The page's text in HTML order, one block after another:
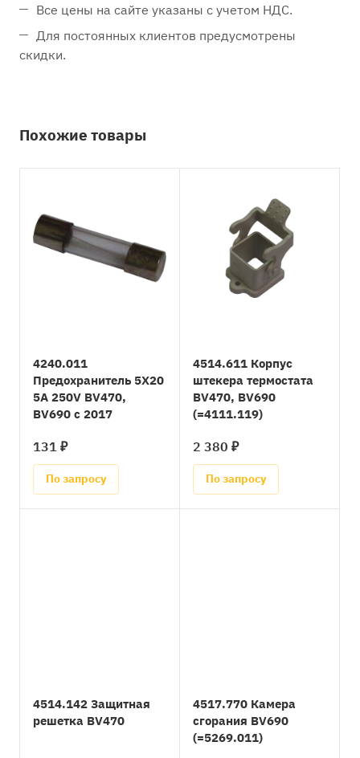
Все цены на сайте указаны с учетом НДС.
Для постоянных клиентов предусмотрены
скидки.
Похожие товары
4240.011
Предохранитель 5X20
5A 250V BV470,
BV690 с 2017
131 ₽
По запросу
4514.611 Корпус
штекера термостата
BV470, BV690
(=4111.119)
2 380 ₽
По запросу
4514.142 Защитная
решетка BV470
4517.770 Камера
сгорания BV690
(=5269.011)